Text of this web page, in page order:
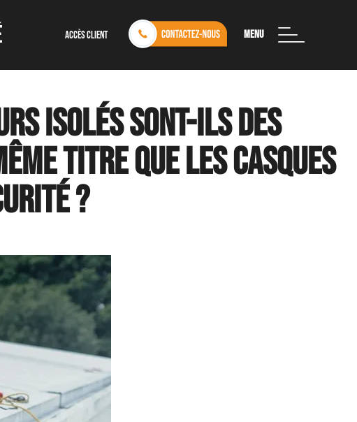
Accès client Menu
isolés sont-ils des
titre que les casques
?